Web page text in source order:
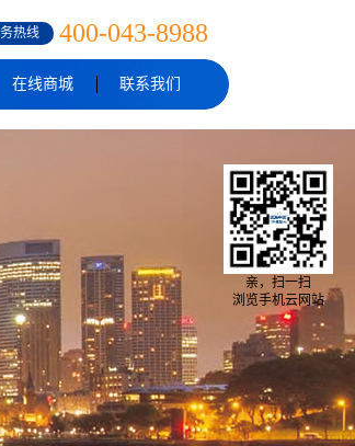
热线 400-043-8988
在线商城 联系我们
亲，扫一扫
浏览手机云网站